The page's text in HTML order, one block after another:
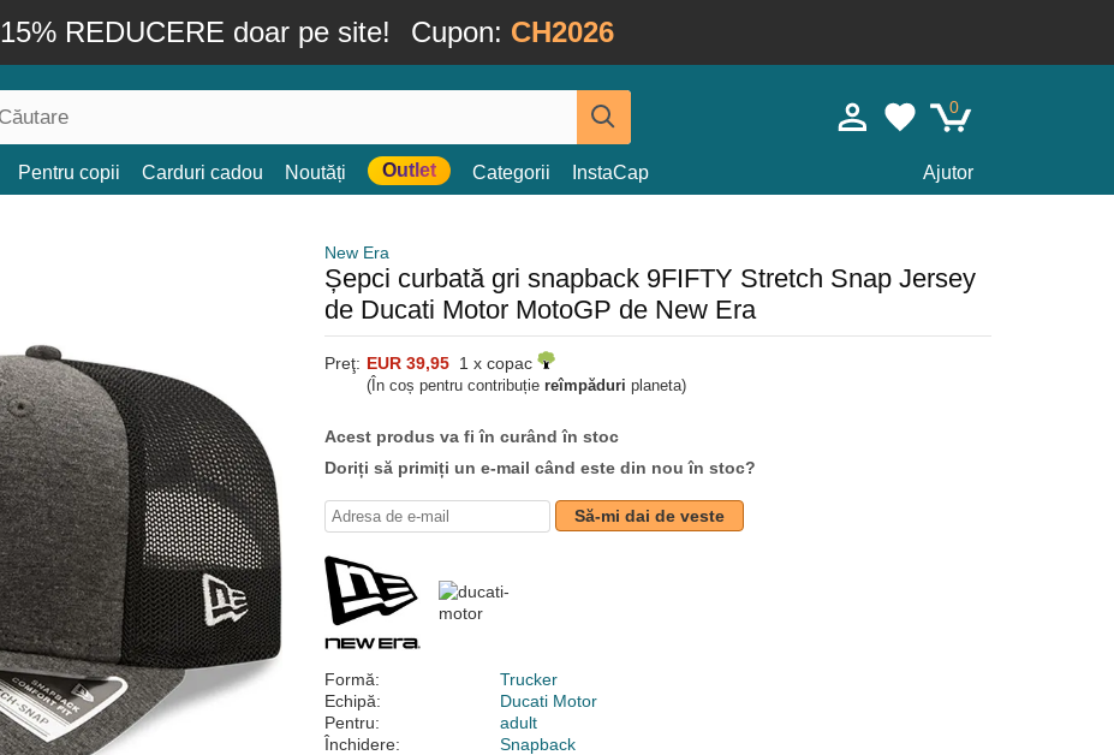
15% REDUCERE doar pe site! Cupon: CH2026
0
Pentru copii Carduri cadou Noutăți Outlet Categorii InstaCap Ajutor
New Era
Șepci curbată gri snapback 9FIFTY Stretch Snap Jersey
de Ducati Motor MotoGP de New Era
Preţ: EUR 39,95 1 x copac
(În coș pentru contribuție reîmpăduri planeta)
Acest produs va fi în curând în stoc
Doriți să primiți un e-mail când este din nou în stoc?
Să-mi dai de veste
Formă:
Trucker
Echipă:
Ducati Motor
Pentru:
adult
Închidere:
Snapback